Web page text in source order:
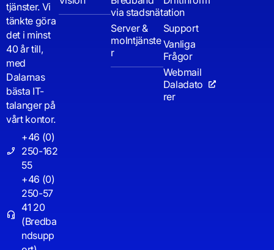
tjänster. Vi
tänkte göra
det i minst
40 år till,
med
Dalarnas
bästa IT-
talanger på
vårt kontor.
+46 (0)
250-162
55
+46 (0)
250-57
41 20
(Bredba
ndsupp
via stadsnät
Server &
molntjänste
r
ation
Support
Vanliga
Frågor
Webmail
Daladato
rer